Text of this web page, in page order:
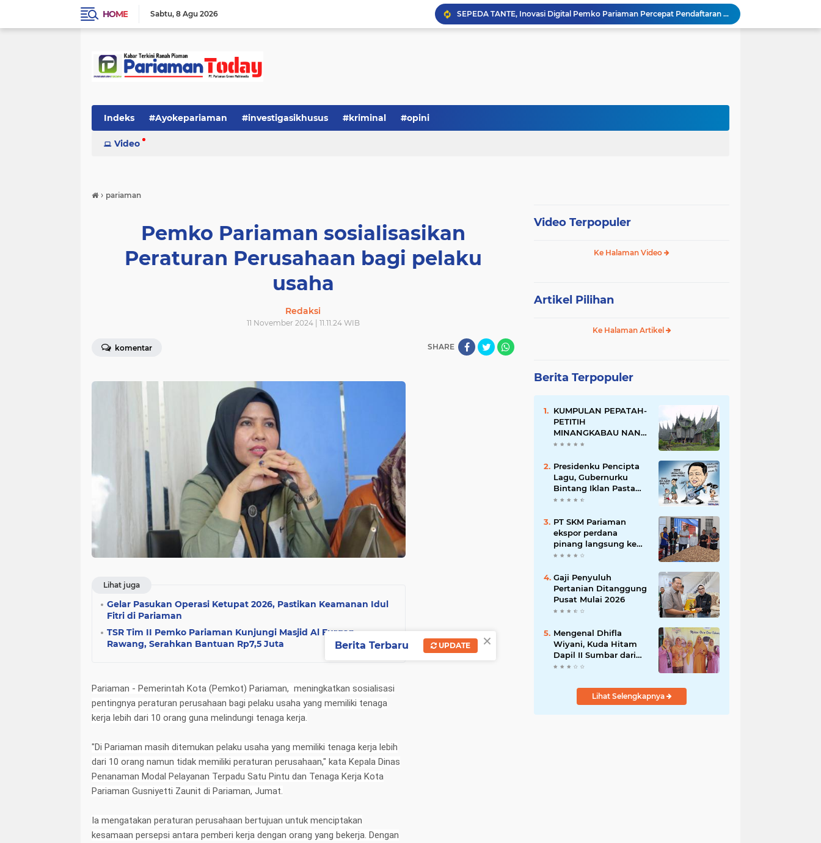
HOME Sabtu 8 Agu 2026
SEPEDA TANTE, Inovasi Digital Pemko Pariaman Percepat Pendaftaran Tanda Tangan Elektronik
Tingkatkan Mutu Pelayanan, Pemko Pariaman Gandeng RSUP Dr. M. Djamil Padang
Pemkot Pariaman Mulai Pusdiklat Paskibraka 2026, Wali Kota Tekankan Pentingnya Disiplin
Indeks #Ayokepariaman #investigasikhusus #kriminal #opini
Video
› pariaman
Pemko Pariaman sosialisasikan
Peraturan Perusahaan bagi pelaku
usaha
Redaksi
11 November 2024 | 11.11.24 WIB
komentar SHARE
Lihat juga
Gelar Pasukan Operasi Ketupat 2026, Pastikan Keamanan Idul
Fitri di Pariaman
TSR Tim II Pemko Pariaman Kunjungi Masjid Al Furqan
Rawang, Serahkan Bantuan Rp7,5 Juta
Pariaman - Pemerintah Kota (Pemkot) Pariaman, meningkatkan sosialisasi
pentingnya peraturan perusahaan bagi pelaku usaha yang memiliki tenaga
kerja lebih dari 10 orang guna melindungi tenaga kerja.
"Di Pariaman masih ditemukan pelaku usaha yang memiliki tenaga kerja lebih
dari 10 orang namun tidak memiliki peraturan perusahaan," kata Kepala Dinas
Penanaman Modal Pelayanan Terpadu Satu Pintu dan Tenaga Kerja Kota
Pariaman Gusniyetti Zaunit di Pariaman, Jumat.
Ia mengatakan peraturan perusahaan bertujuan untuk menciptakan
kesamaan persepsi antara pemberi kerja dengan orang yang bekerja. Dengan
Video Terpopuler
Ke Halaman Video
Artikel Pilihan
Ke Halaman Artikel
Berita Terpopuler
KUMPULAN PEPATAH-
PETITIH
MINANGKABAU NAN
ELOK
Presidenku Pencipta
Lagu, Gubernurku
Bintang Iklan Pasta
Gigi
PT SKM Pariaman
ekspor perdana
pinang langsung ke
India
Gaji Penyuluh
Pertanian Ditanggung
Pusat Mulai 2026
Mengenal Dhifla
Wiyani, Kuda Hitam
Dapil II Sumbar dari
Golkar
Lihat Selengkapnya
×
Berita Terbaru UPDATE